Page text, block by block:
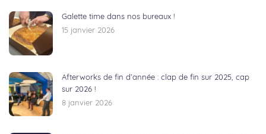
Galette time dans nos bureaux !
15 janvier 2026
Afterworks de fin d’année : clap de fin sur 2025, cap
sur 2026 !
8 janvier 2026